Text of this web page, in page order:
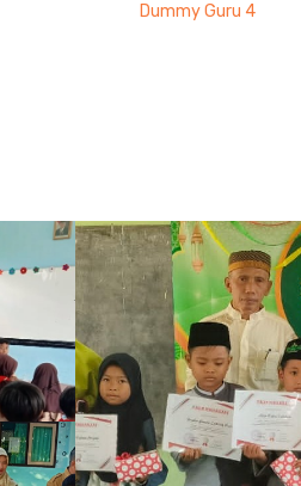
Dummy Guru 4